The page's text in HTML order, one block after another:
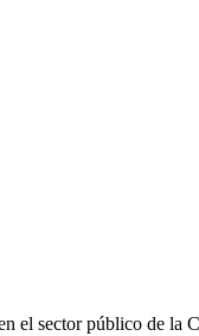
el sector público de la